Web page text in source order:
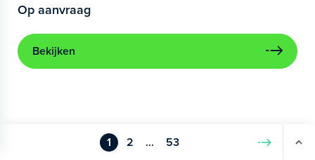
Op aanvraag
Bekijken
1 2 ... 53 Volgende